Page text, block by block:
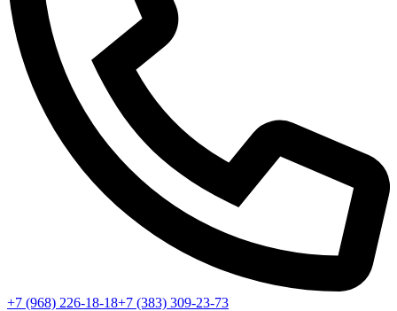
+7 (968) 226-18-18+7 (383) 309-23-73